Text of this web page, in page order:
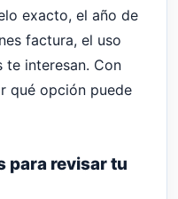
exacto, el año de
factura, el uso
te interesan. Con
qué opción puede
para revisar tu